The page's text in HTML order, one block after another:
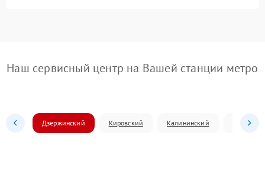
Наш сервисный центр на Вашей станции метро
Дзержинский Кировский Калининский